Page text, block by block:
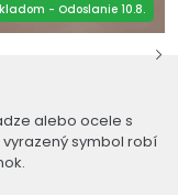
- Odoslanie 10.8.
alebo ocele s
symbol robí